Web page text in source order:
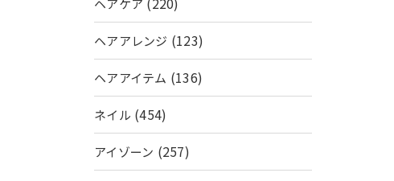
ヘアケア
ヘアアレンジ (123)
ヘアアイテム (136)
ネイル (454)
アイゾーン (257)